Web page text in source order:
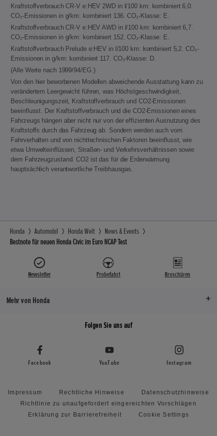
Kraftstoffverbrauch CR-V e:HEV 2WD in l/100 km: kombiniert 6,0.
CO₂-Emissionen in g/km: kombiniert 136. CO₂-Klasse: E.
Kraftstoffverbrauch CR-V e:HEV AWD in l/100 km: kombiniert 6,7.
CO₂-Emissionen in g/km: kombiniert 152. CO₂-Klasse: E.
Kraftstoffverbrauch Prelude e:HEV in l/100 km: kombiniert 5,2. CO₂-
Emissionen in g/km: kombiniert 117. CO₂-Klasse: D.
(Alle Werte nach 1999/94/EG.)
Von den hier beworbenen Modellen abweichende Ausstattung kann zu
verändertem Leergewicht führen, was Höchstgeschwindigkeit,
Beschleunigungszeit, Kraftstoffverbrauch und CO2-Emissionen
beeinflusst. Der Kraftstoffverbrauch und die CO2-Emissionen eines
Fahrzeugs hängen aber nicht nur von der effizienten Ausnutzung des
Kraftstoffs durch das Fahrzeug ab. Sondern werden auch vom
Fahrverhalten und von nichttechnischen Faktoren beeinflusst, wie
etwa Umwelteinflüssen, Straßen- und Verkehrsverhältnissen sowie
dem Fahrzeugzustand. CO2 ist das für die Erderwärmung
hauptsächlich verantwortliche Treibhausgas.
Honda Automobil Honda Welt
News & Events
Bestnote für neuen Honda Civic im Euro NCAP Test
Newsletter Probefahrt Broschüren
Mehr von Honda
Folgen Sie uns auf
Facebook YouTube Instagram
Impressum Rechtliche Hinweise
Datenschutzhinweise
Richtlinie zu unaufgefordert eingereichten Vorschlägen
Erklärung zur Barrierefreiheit
Cookie Settings